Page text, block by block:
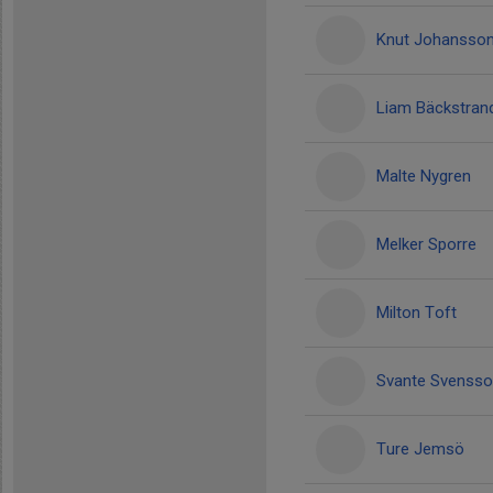
Knut Johansson
Liam
Malte Nygren
Melker Sporre
Milton Toft
Svante
Ture Jemsö